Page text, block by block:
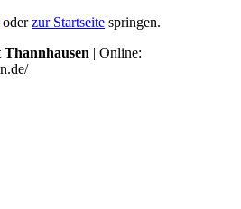
oderzur Startseite springen.
Thannhausen | Online: